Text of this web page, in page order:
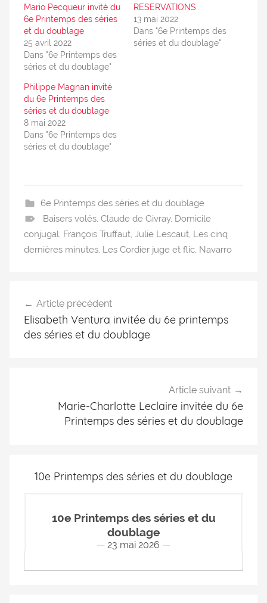
Mario Pecqueur invité du
6e Printemps des séries
et du doublage
25 avril 2022
Dans "6e Printemps des
séries et du doublage"
RESERVATIONS
13 mai 2022
Dans "6e Printemps des
séries et du doublage"
Philippe Magnan invité
du 6e Printemps des
séries et du doublage
8 mai 2022
Dans "6e Printemps des
séries et du doublage"
6e Printemps des séries et du doublage
Baisers volés, Claude de Givray, Domicile
conjugal, François Truffaut, Julie Lescaut, Les cinq
dernières minutes, Les Cordier juge et flic, Navarro
Article précédent
Elisabeth Ventura invitée du 6e printemps
des séries et du doublage
Article suivant
Marie-Charlotte Leclaire invitée du 6e
Printemps des séries et du doublage
10e Printemps des séries et du doublage
10e Printemps des séries et du
doublage
23 mai 2026